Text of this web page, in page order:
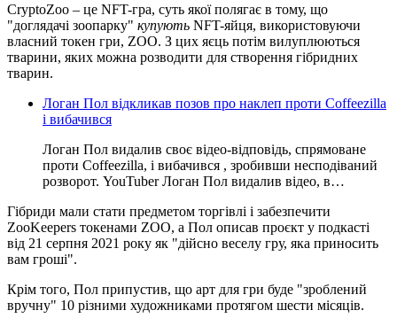
CryptoZoo – це NFT-гра, суть якої полягає в тому, що
"доглядачі зоопарку" купують NFT-яйця, використовуючи
власний токен гри, ZOO. З цих яєць потім вилуплюються
тварини, яких можна розводити для створення гібридних
тварин.
Логан Пол відкликав позов про наклеп проти Coffeezilla
і вибачився
Логан Пол видалив своє відео-відповідь, спрямоване
проти Coffeezilla, і вибачився , зробивши несподіваний
розворот. YouTuber Логан Пол видалив відео, в…
Гібриди мали стати предметом торгівлі і забезпечити
ZooKeepers токенами ZOO, а Пол описав проєкт у подкасті
від 21 серпня 2021 року як "дійсно веселу гру, яка приносить
вам гроші".
Крім того, Пол припустив, що арт для гри буде "зроблений
вручну" 10 різними художниками протягом шести місяців.